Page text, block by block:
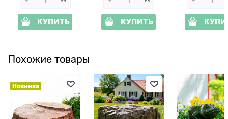
КУПИТЬ КУПИТЬ
Похожие товары
Новинка